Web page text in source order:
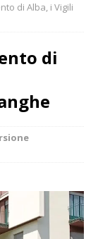
di Alba, i Vigili
di